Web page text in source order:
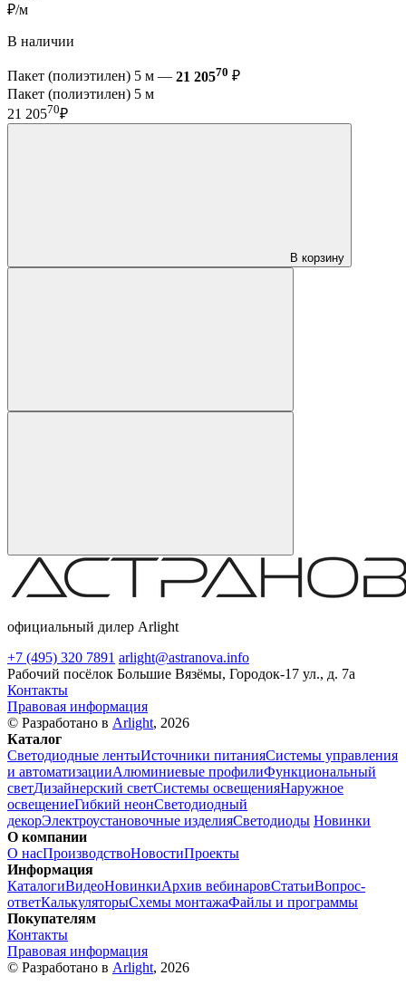
₽/м
В наличии
Пакет (полиэтилен) 5 м — 21 20570 ₽
Пакет (полиэтилен) 5 м
21 20570₽
В корзину
официальный дилер Arlight
+7 (495) 320 7891 arlight@astranova.info
Рабочий посёлок Большие Вязёмы, Городок-17 ул., д. 7а
Контакты
Правовая информация
© Разработано в Arlight, 2026
Каталог
Светодиодные лентыИсточники питанияСистемы управления
и автоматизацииАлюминиевые профилиФункциональный
светДизайнерский светСистемы освещенияНаружное
освещениеГибкий неонСветодиодный
декорЭлектроустановочные изделияСветодиоды Новинки
О компании
О насПроизводствоНовостиПроекты
Информация
КаталогиВидеоНовинкиАрхив вебинаровСтатьиВопрос-
ответКалькуляторыСхемы монтажаФайлы и программы
Покупателям
Контакты
Правовая информация
© Разработано в Arlight, 2026